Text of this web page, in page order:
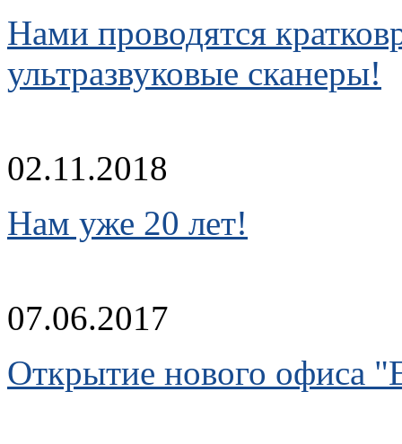
Нами проводятся
ультразвуковые сканеры!
02.11.2018
Нам уже 20 лет!
07.06.2017
Открытие нового офиса